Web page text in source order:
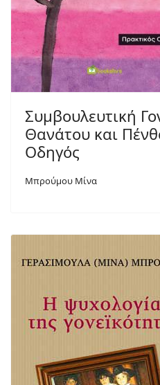
Συμβουλευτική
Θανάτου και
Οδηγός
Μπρούμου Μίνα